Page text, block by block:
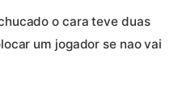
o cara teve duas
um jogador se nao vai